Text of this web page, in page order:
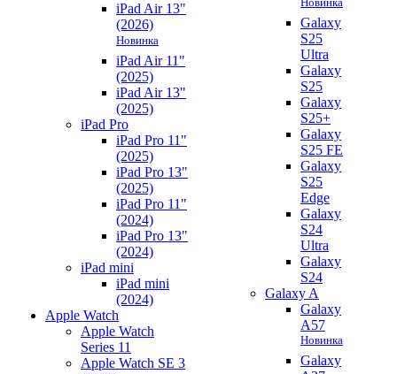
iPad Air 13"
(2026)
Новинка
iPad Air 11"
(2025)
iPad Air 13"
(2025)
iPad Pro
iPad Pro 11"
(2025)
iPad Pro 13"
(2025)
iPad Pro 11"
(2024)
iPad Pro 13"
(2024)
iPad mini
iPad mini
(2024)
Apple Watch
Apple Watch
Series 11
Apple Watch SE 3
Galaxy
S25
Ultra
Galaxy
S25
Galaxy
S25+
Galaxy
S25 FE
Galaxy
S25
Edge
Galaxy
S24
Ultra
Galaxy
S24
Galaxy A
Galaxy
A57
Новинка
Galaxy